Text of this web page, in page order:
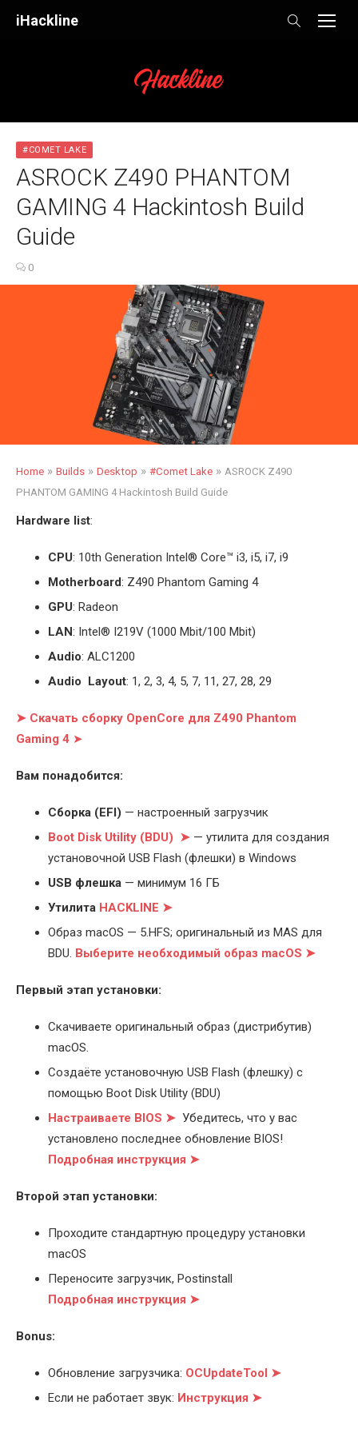
iHackline
#COMET LAKE
ASROCK Z490 PHANTOM
GAMING 4 Hackintosh Build
Guide
0
Home » Builds » Desktop » #Comet Lake » ASROCK Z490
PHANTOM GAMING 4 Hackintosh Build Guide
Hardware list:
CPU: 10th Generation Intel® Core™ i3, i5, i7, i9
Motherboard: Z490 Phantom Gaming 4
GPU: Radeon
LAN: Intel® I219V (1000 Mbit/100 Mbit)
Audio: ALC1200
Audio Layout: 1, 2, 3, 4, 5, 7, 11, 27, 28, 29
➤ Скачать сборку OpenCore для Z490 Phantom
Gaming 4 ➤
Вам понадобится:
Cборка (EFI) — настроенный загрузчик
Boot Disk Utility (BDU) ➤ — утилита для создания
установочной USB Flash (флешки) в Windows
USB флешка — минимум 16 ГБ
Утилита HACKLINE ➤
Образ macOS — 5.HFS; оригинальный из MAS для
BDU. Выберите необходимый образ macOS ➤
Первый этап установки:
Скачиваете оригинальный образ (дистрибутив)
macOS.
Создаёте установочную USB Flash (флешку) с
помощью Boot Disk Utility (BDU)
Настраиваете BIOS ➤ Убедитесь, что у вас
установлено последнее обновление BIOS!
Подробная инструкция ➤
Второй этап установки:
Проходите стандартную процедуру установки
macOS
Переносите загрузчик, Postinstall
Подробная инструкция ➤
Bonus:
Обновление загрузчика: OCUpdateTool ➤
Если не работает звук: Инструкция ➤